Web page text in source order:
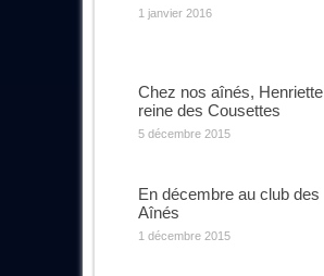
1 janvier 2016
Chez nos aînés, Henriette
reine des Cousettes
5 décembre 2015
En décembre au club des
Aînés
1 décembre 2015